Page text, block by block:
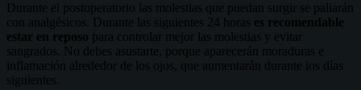
Durante el postoperatorio las molestias que puedan surgir se paliarán
con analgésicos. Durante las siguientes 24 horas es recomendable
estar en reposo para controlar mejor las molestias y evitar
sangrados. No debes asustarte, porque aparecerán moraduras e
inflamación alrededor de los ojos, que aumentarán durante los días
siguientes.